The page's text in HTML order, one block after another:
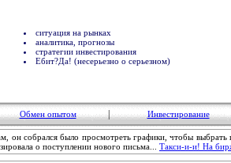
ситуация на рынках
аналитика, прогнозы
стратегии инвестирования
Ебит?Да! (несерьезно о серьезном)
Обмен опытом Инвестирование
он собрался было просмотреть графики, чтобы
о поступлении нового письма... Такси-и-и! На